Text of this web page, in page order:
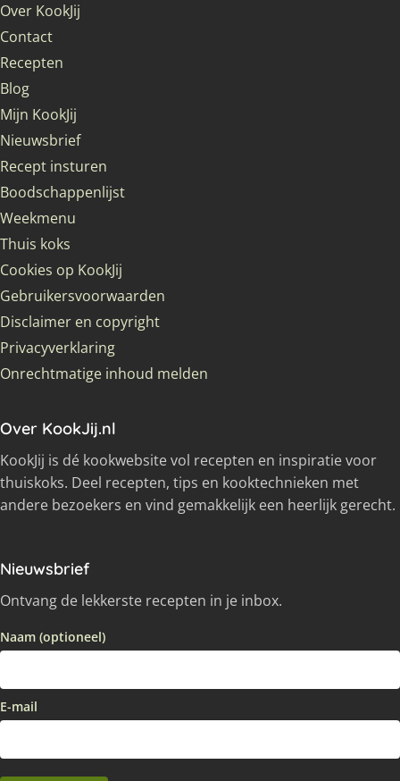
Over KookJij
Contact
Recepten
Blog
Mijn KookJij
Nieuwsbrief
Recept insturen
Boodschappenlijst
Weekmenu
Thuis koks
Cookies op KookJij
Gebruikersvoorwaarden
Disclaimer en copyright
Privacyverklaring
Onrechtmatige inhoud melden
Over KookJij.nl
KookJij is dé kookwebsite vol recepten en inspiratie voor
thuiskoks. Deel recepten, tips en kooktechnieken met
andere bezoekers en vind gemakkelijk een heerlijk gerecht.
Nieuwsbrief
Ontvang de lekkerste recepten in je inbox.
Naam (optioneel)
E-mail